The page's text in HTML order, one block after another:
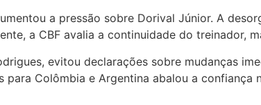
a pressão sobre Dorival Júnior. A
a CBF avalia a continuidade do treinador,
evitou declarações sobre mudanças
para Colômbia e Argentina abalou a